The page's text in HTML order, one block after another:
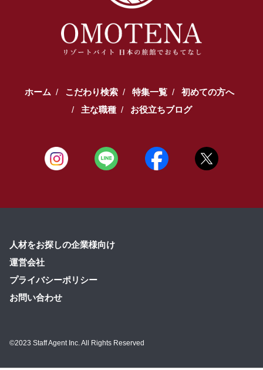
ホーム こだわり検索 特集一覧
初めての方へ
主な職種
お役立ちブログ
人材をお探しの企業様向け
運営会社
プライバシーポリシー
お問い合わせ
©2023 Staff Agent Inc. All Rights Reserved